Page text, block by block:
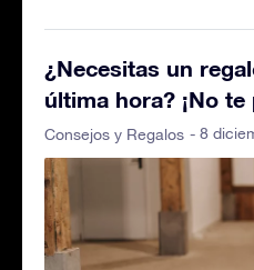
¿Necesitas un
última hora? ¡No
Consejos y Regalos - 8